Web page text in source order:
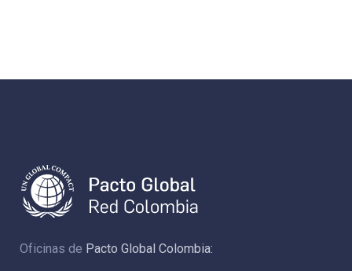
Oficinas de Pacto Global Colombia: